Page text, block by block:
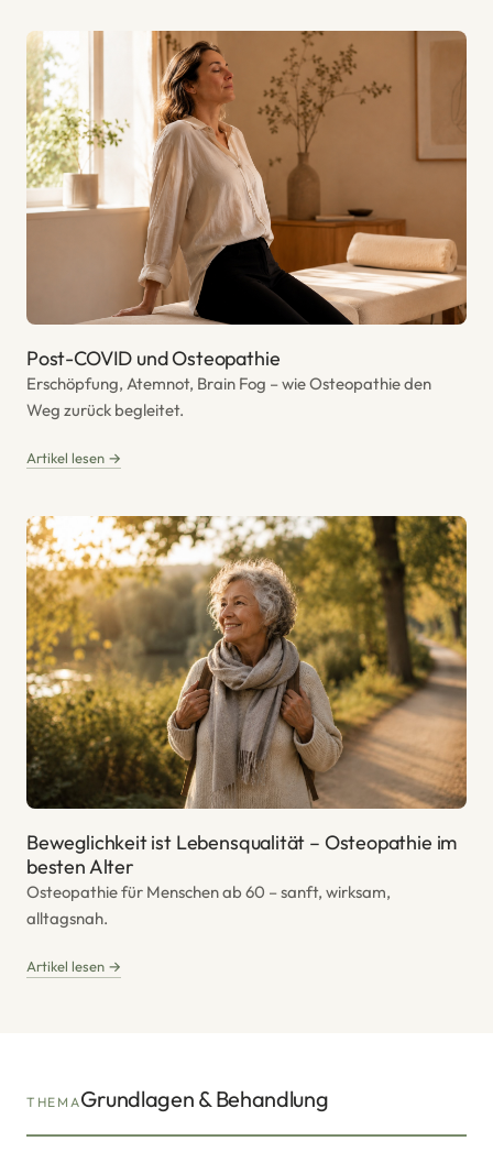
Post-COVID und Osteopathie
Erschöpfung, Atemnot, Brain Fog – wie Osteopathie den
Weg zurück begleitet.
Artikel lesen →
Beweglichkeit ist Lebensqualität – Osteopathie im
besten Alter
Osteopathie für Menschen ab 60 – sanft, wirksam,
alltagsnah.
Artikel lesen →
THEMAGrundlagen & Behandlung